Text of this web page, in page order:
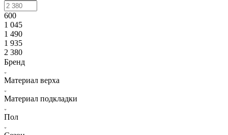
600
1 045
1 490
1 935
2 380
Бренд
Материал верха
Материал подкладки
Пол